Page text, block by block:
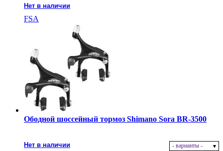
Нет в наличии
FSA
Ободной шоссейный тормоз Shimano Sora BR-3500
Нет в наличии - варианты -